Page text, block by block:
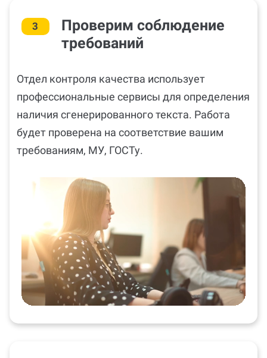
3
Проверим соблюдение
требований
Отдел контроля качества использует
профессиональные сервисы для определения
наличия сгенерированного текста. Работа
будет проверена на соответствие вашим
требованиям, МУ, ГОСТу.